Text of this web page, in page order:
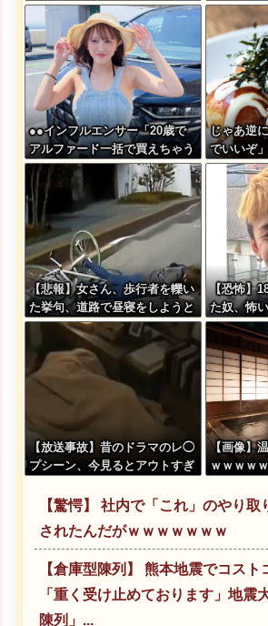
ｗｗｗｗｗｗｗｗｗｗｗｗｗｗ
ｗｗ
に????
●●インフルエンサー「20歳で
アルファード一括で買えちゃう
私って素敵」
じゃあ逆
でいいぞ
ｗｗｗ
【悲報】女さん、歩行者を轢い
た挙句、道路で昼寝をしようと
してしまう
【恐怖】
た奴、怖
【放送事故】昔のドラマのレ◯
プシーン、今見るとアウトすぎ
【画像】
ｗｗｗｗ
【驚愕】 社内で「これ」のやり取
されたんだがｗｗｗｗｗｗｗ
【倉庫型陳列】 熊本地震でコスト
「重く受け止めております」地震
陳列」...